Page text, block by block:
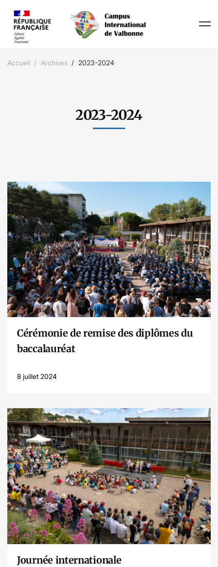
Accueil Archives 2023-2024
2023-2024
Lire l’article
Cérémonie de remise des diplômes du
baccalauréat
8 juillet 2024
Lire l’article
Journée internationale